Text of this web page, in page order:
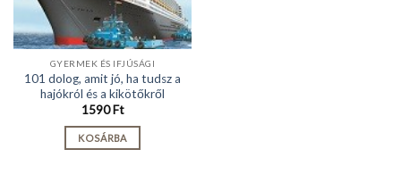
GYERMEK ÉS IFJÚSÁGI
101 dolog, amit jó, ha tudsz a
hajókról és a kikötőkről
1590Ft
KOSÁRBA